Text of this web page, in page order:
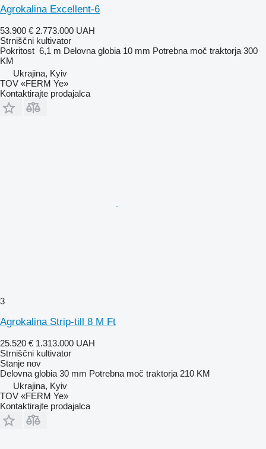
Agrokalina Excellent-6
53.900 € 2.773.000 UAH
Strniščni kultivator
Pokritost 6,1 m Delovna globia 10 mm Potrebna moč traktorja 300
KM
Ukrajina, Kyiv
TOV «FERM Ye»
Kontaktirajte prodajalca
3
Agrokalina Strip-till 8 M Ft
25.520 € 1.313.000 UAH
Strniščni kultivator
Stanje nov
Delovna globia 30 mm Potrebna moč traktorja 210 KM
Ukrajina, Kyiv
TOV «FERM Ye»
Kontaktirajte prodajalca